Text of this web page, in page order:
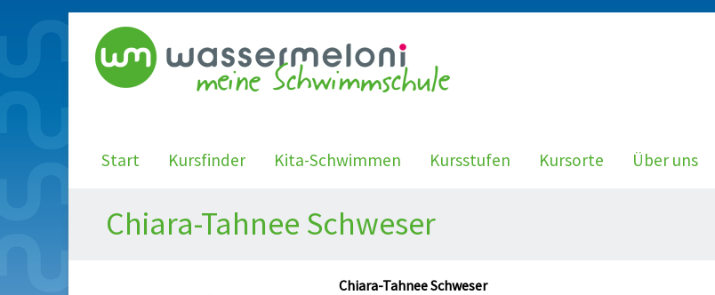
Start Kursfinder Kita-Schwimmen Kursstufen Kursorte Über uns
Chiara-Tahnee Schweser
Chiara-Tahnee Schweser